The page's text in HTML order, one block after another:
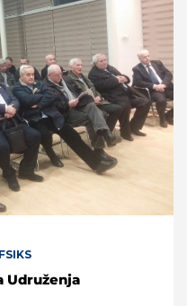
Udruženja